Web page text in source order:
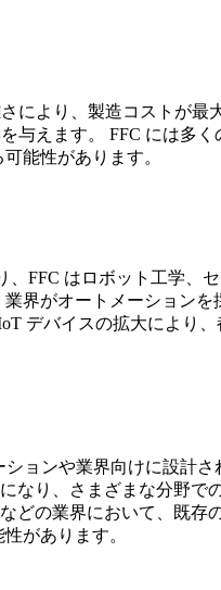
により、製造コストが最
与えます。 FFC には多く
能性があります。
FFC はロボット工学、
界がオートメーションを
デバイスの拡大により、
ョンや業界向けに設計さ
なり、さまざまな分野で
どの業界において、既存
があります。